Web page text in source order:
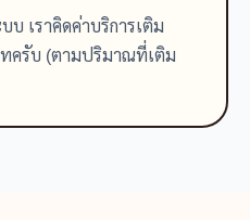
เราคิดค่าบริการเติม
ครับ (ตามปริมาณที่เติม